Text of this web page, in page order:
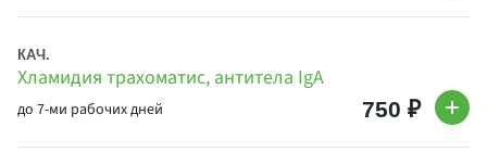
Хламидия трахоматис, антитела IgA
КАЧ.
до 7-ми рабочих дней 750 ₽